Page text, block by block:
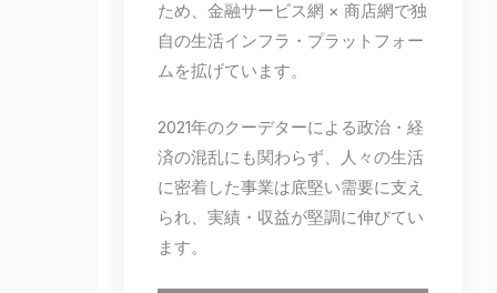
ため、金融サービス網 × 商店網で独
自の生活インフラ・プラットフォー
ムを拡げています。
2021年のクーデターによる政治・経
済の混乱にも関わらず、人々の生活
に密着した事業は底堅い需要に支え
られ、実績・収益が堅調に伸びてい
ます。